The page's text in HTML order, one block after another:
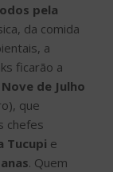
pela
da comida
a
ficarão a
de Julho
que
chefes
Tucupi e
. Quem